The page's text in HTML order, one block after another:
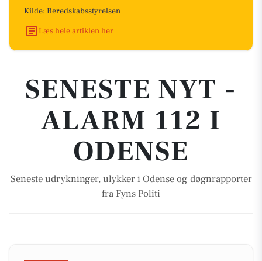
Kilde: Beredskabsstyrelsen
Læs hele artiklen her
SENESTE NYT -
ALARM 112 I
ODENSE
Seneste udrykninger, ulykker i Odense og døgnrapporter
fra Fyns Politi